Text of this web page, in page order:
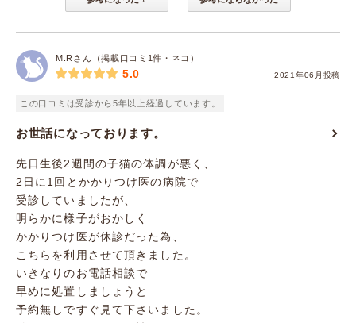
M.Rさん（掲載口コミ1件・ネコ）
2021年06月投稿
5.0
この口コミは受診から5年以上経過しています。
お世話になっております。
先日生後2週間の子猫の体調が悪く、
2日に1回とかかりつけ医の病院で
受診していましたが、
明らかに様子がおかしく
かかりつけ医が休診だった為、
こちらを利用させて頂きました。
いきなりのお電話相談で
早めに処置しましょうと
予約無しですぐ見て下さいました。